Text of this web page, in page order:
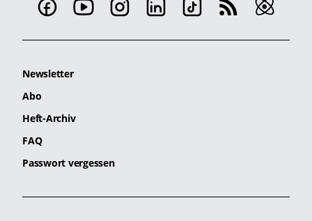
Newsletter
Abo
Heft-Archiv
FAQ
Passwort vergessen